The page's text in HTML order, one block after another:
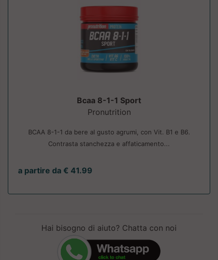
Bcaa 8-1-1 Sport
Pronutrition
BCAA 8-1-1 da bere al gusto agrumi, con Vit. B1 e B6.
Contrasta stanchezza e affaticamento...
a partire da € 41.99
Hai bisogno di aiuto? Chatta con noi